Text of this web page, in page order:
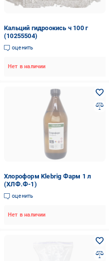
Кальций гидроокись ч 100 г
(10255504)
оценить
Нет в наличии
Хлороформ Klebrig Фарм 1 л
(ХЛФ.Ф-1)
оценить
Нет в наличии